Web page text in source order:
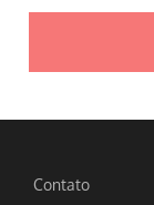
Contato